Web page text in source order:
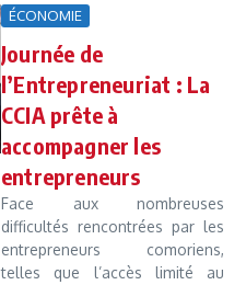
ÉCONOMIE
Journée de
l’Entrepreneuriat : La
CCIA prête à
accompagner les
entrepreneurs
Face aux nombreuses
difficultés rencontrées par les
entrepreneurs comoriens,
telles que l’accès limité au